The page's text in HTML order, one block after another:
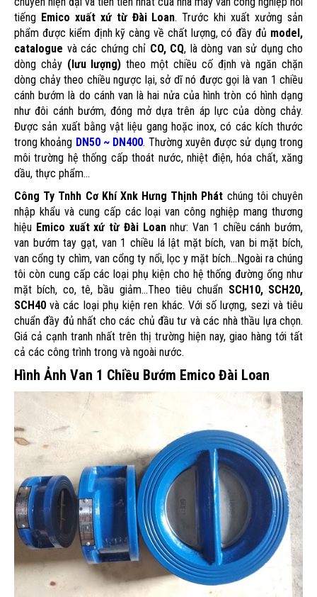
tiếng Emico xuất xứ từ Đài Loan. Trước khi xuất xưởng sản
phẩm được kiểm định kỹ càng về chất lượng, có đầy đủ model,
catalogue và các chứng chỉ CO, CQ, là dòng van sử dụng cho
dòng chảy (lưu lượng) theo một chiều cố định và ngăn chặn
dòng chảy theo chiều ngược lại, sở dĩ nó được gọi là van 1 chiều
cánh bướm là do cánh van là hai nửa của hình tròn có hình dạng
như đôi cánh bướm, đóng mở dựa trên áp lực của dòng chảy.
Được sản xuất bằng vật liệu gang hoặc inox, có các kích thước
trong khoảng DN50 ~ DN400. Thường xuyên được sử dụng trong
môi trường hệ thống cấp thoát nước, nhiệt điện, hóa chất, xăng
dầu, thực phẩm...
Công Ty Tnhh Cơ Khí Xnk Hưng Thịnh Phát chúng tôi chuyên
nhập khẩu và cung cấp các loại van công nghiệp mang thương
hiệu Emico xuất xứ từ Đài Loannhư: Van 1 chiều cánh bướm,
van bướm tay gạt, van 1 chiều lá lật mặt bích, van bi mặt bích,
van cổng ty chìm, van cổng ty nổi, lọc y mặt bích...Ngoài ra chúng
tôi còn cung cấp các loại phụ kiện cho hệ thống đường ống như
mặt bích, co, tê, bầu giảm...Theo tiêu chuẩn SCH10, SCH20,
SCH40 và các loại phụ kiện ren khác. Với số lượng, sezi và tiêu
chuẩn đầy đủ nhất cho các chủ đầu tư và các nhà thầu lựa chọn.
Giá cả cạnh tranh nhất trên thị trường hiện nay, giao hàng tới tất
cả các công trình trong và ngoài nước.
Hình Ảnh Van 1 Chiều Bướm Emico Đài Loan